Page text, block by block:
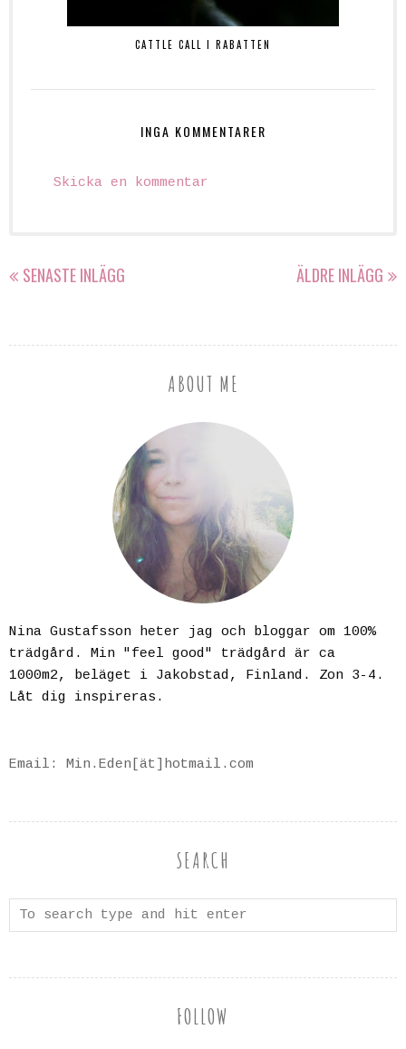
CATTLE CALL I RABATTEN
INGA KOMMENTARER
Skicka en kommentar
SENASTE INLÄGG ÄLDRE INLÄGG
ABOUT ME
Nina Gustafsson heter jag och bloggar om 100%
trädgård. Min "feel good" trädgård är ca
1000m2, beläget i Jakobstad, Finland. Zon 3-4.
Låt dig inspireras.
Email: Min.Eden[ät]hotmail.com
SEARCH
FOLLOW